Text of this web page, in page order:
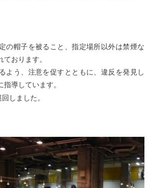
の帽子を被ること、指定場所以外は禁煙な
おります。
よう、注意を促すとともに、違反を発見し
導しています。
しました。